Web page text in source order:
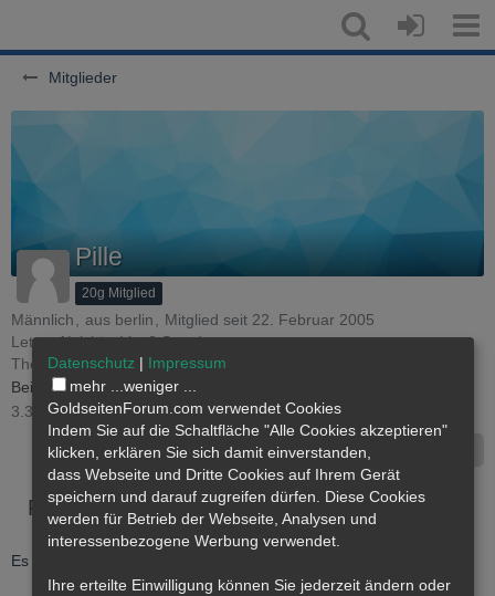
Mitglieder
Pille
20g Mitglied
Männlich aus berlin
Mitglied seit 22. Februar 2005
Letzte Aktivität:Vor 2 Stunden
ThemaGOLD : Märkte und Informationen II
Beiträge
4 Erhaltene Reaktionen
3.366
Pinnwand Letzte Aktivitäten Reaktionen
Es wurden noch keine Einträge an der Pinnwand verfasst.
Datenschutz | Impressum
mehr ... weniger ...
GoldseitenForum.com verwendet Cookies
Indem Sie auf die Schaltfläche "Alle Cookies akzeptieren"
klicken, erklären Sie sich damit einverstanden,
dass Webseite und Dritte Cookies auf Ihrem Gerät
speichern und darauf zugreifen dürfen. Diese Cookies
werden für Betrieb der Webseite, Analysen und
interessenbezogene Werbung verwendet.
Ihre erteilte Einwilligung können Sie jederzeit ändern oder